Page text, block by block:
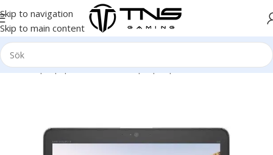
Skip to navigation
Skip to main content
Hem/Laptop | Bärbar dator/Laptop/Hp